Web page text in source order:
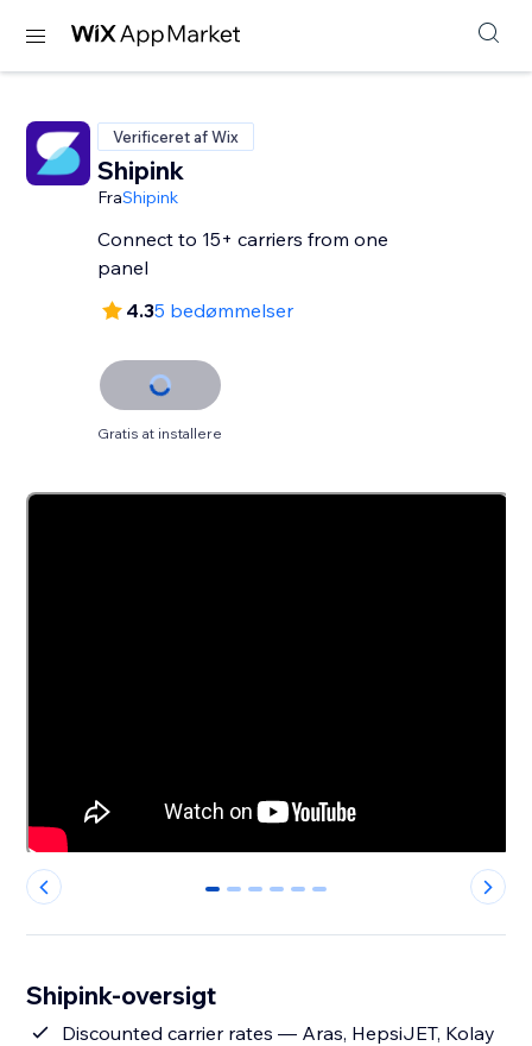
Verificeret af Wix
Shipink
FraShipink
Connect to 15+ carriers from one
panel
4.35 bedømmelser
Gratis at installere
0 1 2 3 4 5
Shipink-oversigt
Discounted carrier rates — Aras, HepsiJET, Kolay